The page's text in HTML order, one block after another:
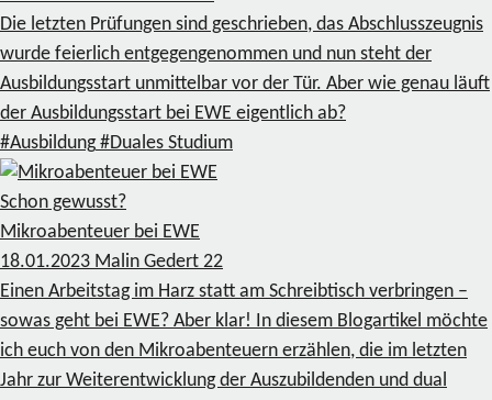
Die letzten Prüfungen sind geschrieben, das Abschlusszeugnis
wurde feierlich entgegengenommen und nun steht der
Ausbildungsstart unmittelbar vor der Tür. Aber wie genau läuft
der Ausbildungsstart bei EWE eigentlich ab?
#Ausbildung #Duales Studium
Schon gewusst?
Mikroabenteuer bei EWE
18.01.2023 Malin Gedert 22
Einen Arbeitstag im Harz statt am Schreibtisch verbringen –
sowas geht bei EWE? Aber klar! In diesem Blogartikel möchte
ich euch von den Mikroabenteuern erzählen, die im letzten
Jahr zur Weiterentwicklung der Auszubildenden und dual